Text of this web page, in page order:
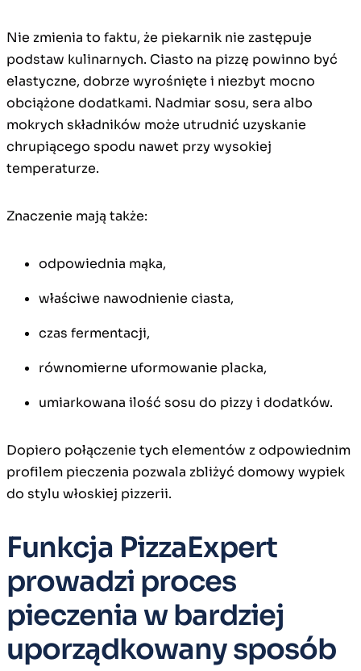
Nie zmienia to faktu, że piekarnik nie zastępuje
podstaw kulinarnych. Ciasto na pizzę powinno być
elastyczne, dobrze wyrośnięte i niezbyt mocno
obciążone dodatkami. Nadmiar sosu, sera albo
mokrych składników może utrudnić uzyskanie
chrupiącego spodu nawet przy wysokiej
temperaturze.
Znaczenie mają także:
odpowiednia mąka,
właściwe nawodnienie ciasta,
czas fermentacji,
równomierne uformowanie placka,
umiarkowana ilość sosu do pizzy i dodatków.
Dopiero połączenie tych elementów z odpowiednim
profilem pieczenia pozwala zbliżyć domowy wypiek
do stylu włoskiej pizzerii.
Funkcja PizzaExpert
prowadzi proces
pieczenia w bardziej
uporządkowany sposób